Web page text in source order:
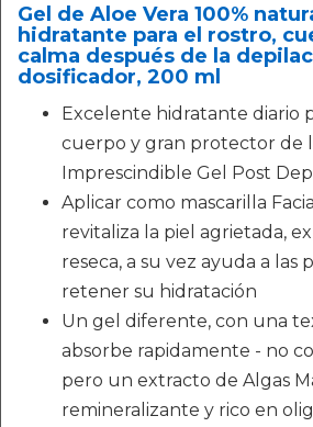
Gel de Aloe Vera 100%
hidratante para el rostro,
calma después de la
dosificador, 200 ml
Excelente hidratante diario
cuerpo y gran protector de
Imprescindible Gel Post
Aplicar como mascarilla
revitaliza la piel agrietada,
reseca, a su vez ayuda a las
retener su hidratación
Un gel diferente, con una
absorbe rapidamente - no
pero un extracto de Algas
remineralizante y rico en